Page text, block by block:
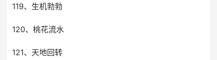
119、生机勃勃
120、桃花流水
121、天地回转